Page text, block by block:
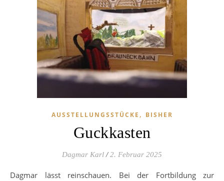
AUSSTELLUNGSSTÜCKE , BISHER
Guckkasten
Dagmar Karl / 2. Februar 2025
Dagmar lässt reinschauen. Bei der Fortbildung zur